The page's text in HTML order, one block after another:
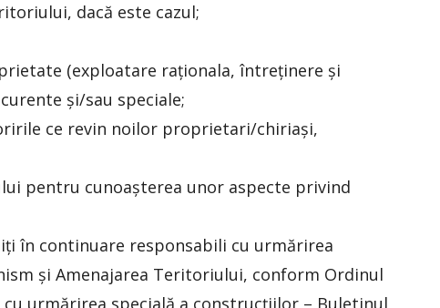
dacă este cazul;
(exploatare raționala, întreținere și
și/sau speciale;
ce revin noilor proprietari/chiriași,
pentru cunoașterea unor aspecte privind
în continuare responsabili cu urmărirea
și Amenajarea Teritoriului, conform Ordinul
urmărirea specială a construcțiilor – Buletinul